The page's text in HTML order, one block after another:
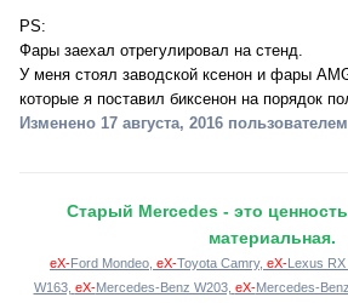
PS:
Фары заехал отрегулировал на стенд.
У меня стоял заводской ксенон и фары
которые я поставил биксенон на порядок
Изменено 17 августа, 2016
Старый Mercedes - это
материальная.
eX-Ford Mondeo, eX-Toyota Camry, eX- Lexus RX
W163, eX-Mercedes-Benz W203, eX-Mercedes-